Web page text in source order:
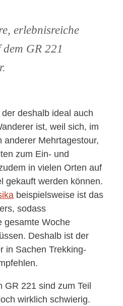
erlebnisreiche
GR 221
deshalb ideal auch
ist, weil sich, im
anderer Mehrtagestour,
zum Ein- und
in vielen Orten auf
gekauft werden können.
beispielsweise ist das
sodass
gesamte Woche
Deshalb ist der
in Sachen Trekking-
GR 221 sind zum Teil
wirklich schwierig.